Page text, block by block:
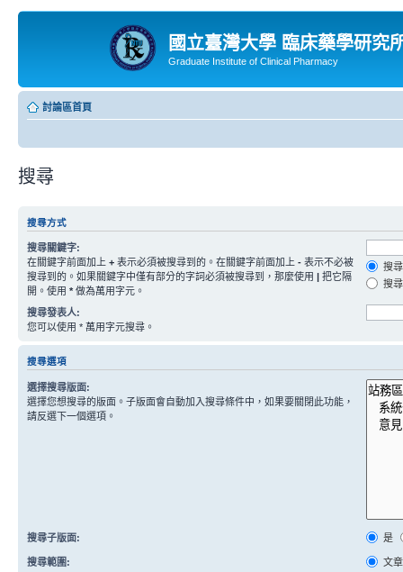
國立臺灣大學 臨床藥學研究
Graduate Institute of Clinical Pharmacy
討論區首頁
搜尋
搜尋方式
搜尋關鍵字:
在關鍵字前面加上 + 表示必須被搜尋到的。在關鍵字前面加上 - 表示不必被
搜尋到的。如果關鍵字中僅有部分的字詞必須被搜尋到，那麼使用 | 把它隔
開。使用 * 做為萬用字元。
搜
搜
搜尋發表人:
您可以使用 * 萬用字元搜尋。
搜尋選項
選擇搜尋版面:
選擇您想搜尋的版面。子版面會自動加入搜尋條件中，如果要關閉此功能，
請反選下一個選項。
搜尋子版面: 是
搜尋範圍:
文